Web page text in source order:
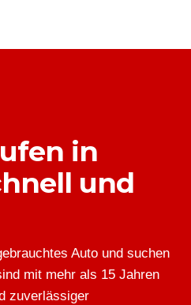
in
und
Auto und suchen
mit mehr als 15 Jahren
zuverlässiger